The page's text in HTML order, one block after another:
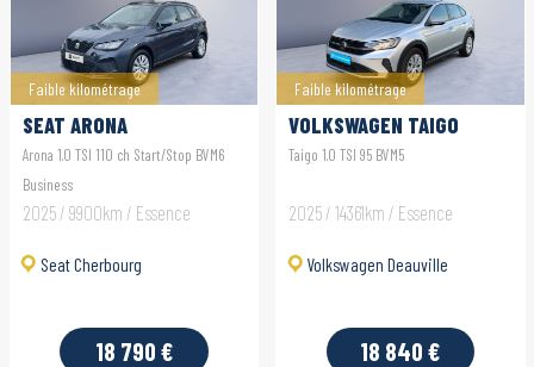
Faible kilométrage
SEAT ARONA
Arona 1.0 TSI 110 ch Start/Stop BVM6
Business
2025 / 9900km / Essence
Seat Cherbourg
18 790 €
Faible kilométrage
VOLKSWAGEN TAIGO
Taigo 1.0 TSI 95 BVM5
2025 / 14361km / Essence
Volkswagen Deauville
18 840 €